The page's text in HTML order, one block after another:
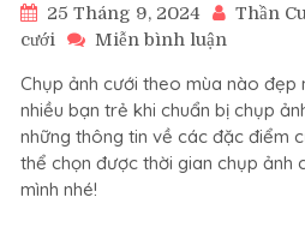
25 Tháng 9, 2024 Thần
cưới
Miễn bình luận
quyết
chụp
ảnh
cưới
Chụp ảnh cưới theo mùa nào đẹp
nhiều bạn trẻ khi chuẩn bị chụp
những thông tin về các đặc điểm
thể chọn được thời gian chụp ảnh
mình nhé!